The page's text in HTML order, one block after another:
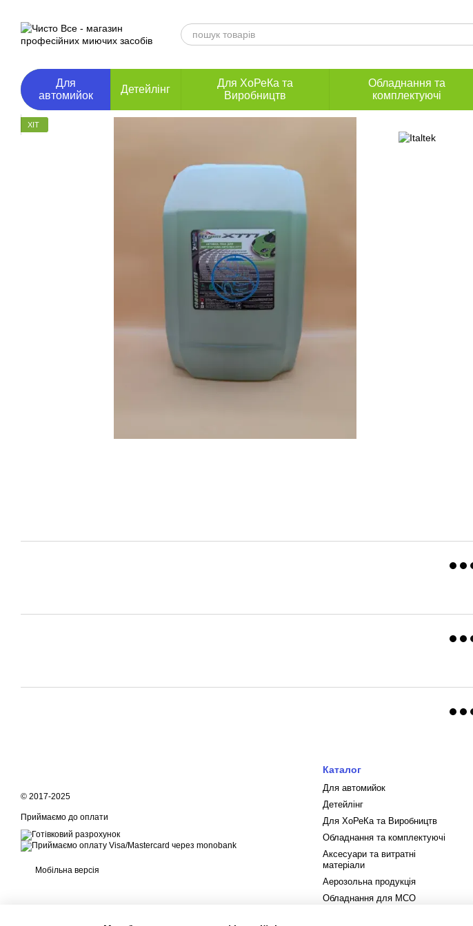
Для
автомийок
Детейлінг
Для ХоРеКа та
Виробництв
Обладнання та
комплектуючі
ХІТ
© 2017-2025
Приймаємо до оплати
Мобільна версія
Каталог
Для автомийок
Детейлінг
Для ХоРеКа та Виробництв
Обладнання та комплектуючі
Аксесуари та витратні
матеріали
Аерозольна продукція
Обладнання для МСО